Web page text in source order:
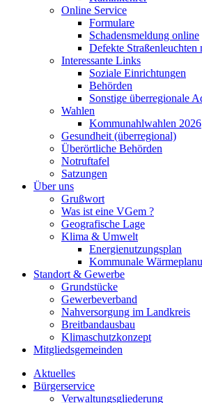
Online Service
Formulare
Schadensmeldung online
Defekte Straßenleuchten
Interessante Links
Soziale Einrichtungen
Behörden
Sonstige überregionale
Wahlen
Kommunahlwahlen 2026
Gesundheit (überregional)
Überörtliche Behörden
Notruftafel
Satzungen
Über uns
Grußwort
Was ist eine VGem ?
Geografische Lage
Klima & Umwelt
Energienutzungsplan
Kommunale
Standort & Gewerbe
Grundstücke
Gewerbeverband
Nahversorgung im Landkreis
Breitbandausbau
Klimaschutzkonzept
Mitgliedsgemeinden
Aktuelles
Bürgerservice
Verwaltungsgliederung